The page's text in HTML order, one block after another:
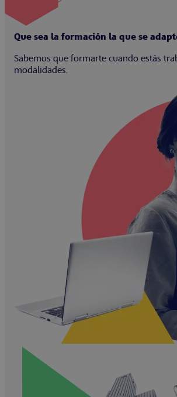
Que sea la formación la que se
Sabemos que formarte cuando estás
modalidades.